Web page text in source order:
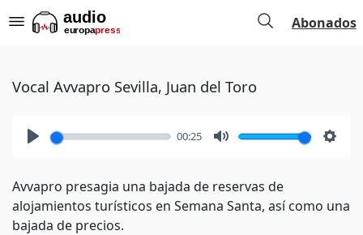
Abonados
Vocal Avvapro Sevilla, Juan del Toro
00:25
Avvapro presagia una bajada de reservas de
alojamientos turísticos en Semana Santa, así como una
bajada de precios.